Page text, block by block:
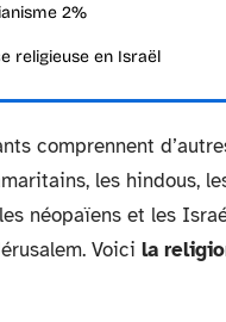
2%
religieuse en Israël
comprennent
les hindous,
néopaïens et les
Voici la